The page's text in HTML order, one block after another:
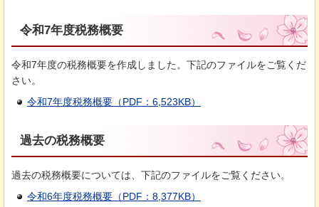
令和7年度税務概要
令和7年度の税務概要を作成しました。下記のファイルをご覧くだ
さい。
令和7年度税務概要（PDF：6,523KB）
過去の税務概要
過去の税務概要については、下記のファイルをご覧ください。
令和6年度税務概要（PDF：8,377KB）